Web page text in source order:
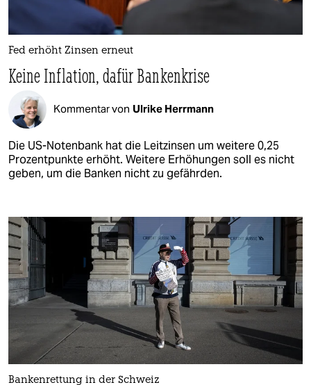
Fed erhöht Zinsen erneut
Keine Inflation, dafür Bankenkrise
Kommentar von Ulrike Herrmann
Die US-Notenbank hat die Leitzinsen um weitere 0,25
Prozentpunkte erhöht. Weitere Erhöhungen soll es nicht
geben, um die Banken nicht zu gefährden.
Bankenrettung in der Schweiz